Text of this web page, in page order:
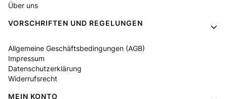
Über uns
VORSCHRIFTEN UND REGELUNGEN
Allgemeine Geschäftsbedingungen (AGB)
Impressum
Datenschutzerklärung
Widerrufsrecht
MEIN KONTO